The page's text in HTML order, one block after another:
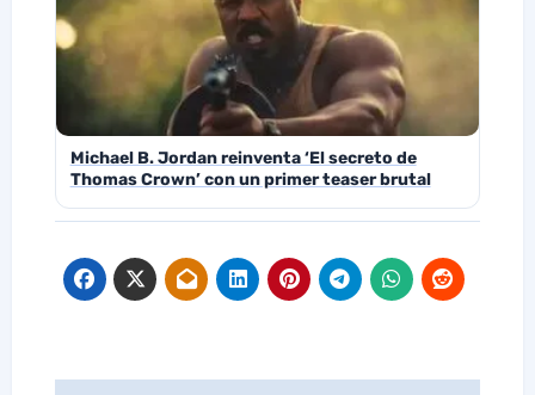
Michael B. Jordan reinventa ‘El secreto de
Thomas Crown’ con un primer teaser brutal